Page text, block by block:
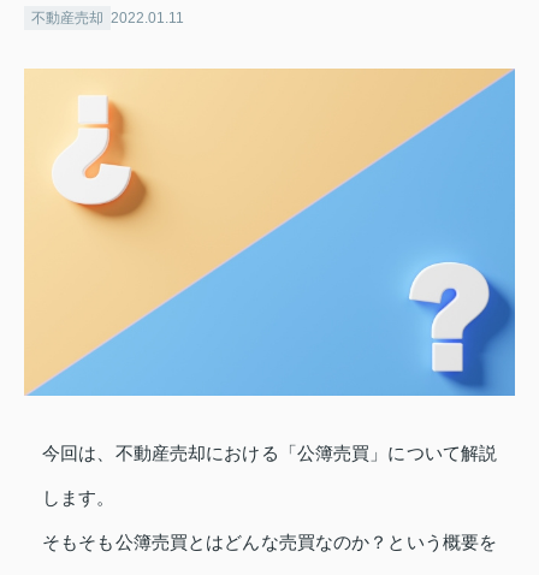
不動産売却 2022.01.11
今回は、不動産売却における「公簿売買」について解説
します。
そもそも公簿売買とはどんな売買なのか？という概要を